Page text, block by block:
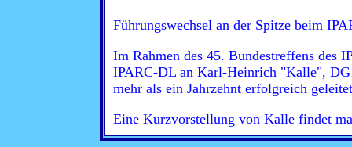
Führungswechsel an der Spitze beim
Im Rahmen des 45. Bundestreffens des
IPARC-DL an Karl-Heinrich "Kalle",
mehr als ein Jahrzehnt erfolgreich
Eine Kurzvorstellung von Kalle findet